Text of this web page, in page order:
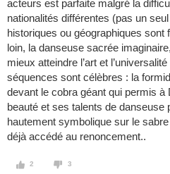
acteurs est parfaite malgré la
nationalités différentes (pas un
historiques ou géographiques sont
loin, la danseuse sacrée
mieux atteindre l’art et
séquences sont célèbres : la
devant le cobra géant qui permis
beauté et ses talents de danseuse
hautement symbolique sur le
déjà accédé au renoncement..
2 3